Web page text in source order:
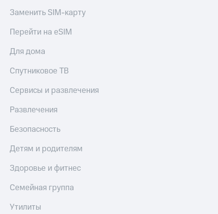
Заменить SIM-карту
Перейти на eSIM
Для дома
Спутниковое ТВ
Сервисы и развлечения
Развлечения
Безопасность
Детям и родителям
Здоровье и фитнес
Семейная группа
Утилиты